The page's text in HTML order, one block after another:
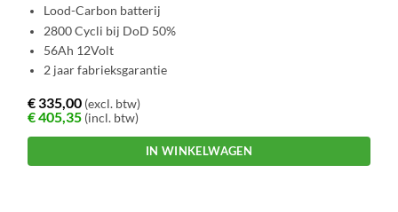
Lood-Carbon batterij
2800 Cycli bij DoD 50%
56Ah 12Volt
2 jaar fabrieksgarantie
€335,00 (excl. btw)
€405,35 (incl. btw)
IN WINKELWAGEN